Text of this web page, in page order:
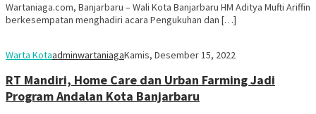
Wartaniaga.com, Banjarbaru – Wali Kota Banjarbaru HM Aditya Mufti Ariffin
berkesempatan menghadiri acara Pengukuhan dan […]
Warta KotaadminwartaniagaKamis, Desember 15, 2022
RT Mandiri, Home Care dan Urban Farming Jadi
Program Andalan Kota Banjarbaru